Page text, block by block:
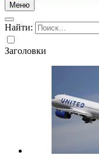
Меню
Найти:
Заголовки